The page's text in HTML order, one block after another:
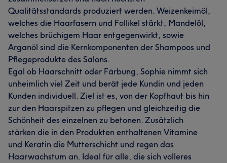
Qualitätsstandards produziert werden. Weizenkeimöl,
welches die Haarfasern und Follikel stärkt, Mandelöl,
welches brüchigem Haar entgegenwirkt, sowie
Arganöl sind die Kernkomponenten der Shampoos und
Pflegeprodukte des Salons.
Egal ob Haarschnitt oder Färbung, Sophie nimmt sich
unheimlich viel Zeit und berät jede Kundin und jeden
Kunden individuell. Ziel ist es, von der Kopfhaut bis hin
zur den Haarspitzen zu pflegen und gleichzeitig die
Schönheit des einzelnen zu betonen. Zusätzlich
stärken die in den Produkten enthaltenen Vitamine
und Keratin die Mutterschicht und regen das
Haarwachstum an. Ideal für alle, die sich volleres